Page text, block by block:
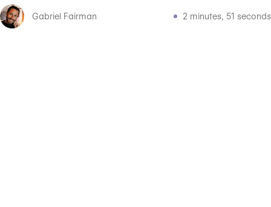
Gabriel Fairman 2 minutes, 51 seconds